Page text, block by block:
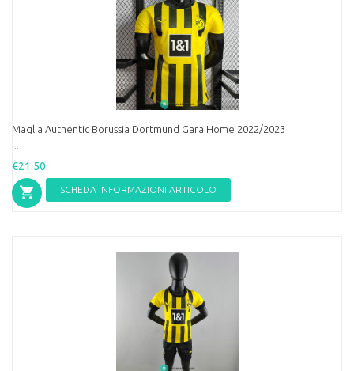
Maglia Authentic Borussia Dortmund Gara Home 2022/2023
€21.50
SCHEDA INFORMAZIONI ARTICOLO